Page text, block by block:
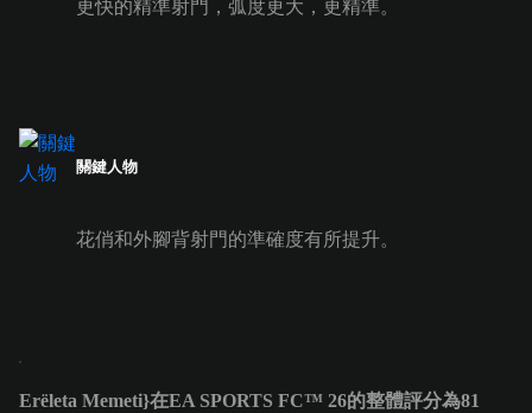
更快的精準射門，弧度更大，更精準。
關鍵人物
花俏和外腳背射門的準確度有所提升。
Erëleta Memeti}在EA SPORTS FC™ 26的整體評分為81